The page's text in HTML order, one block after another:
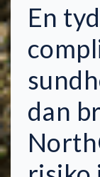
En
dan